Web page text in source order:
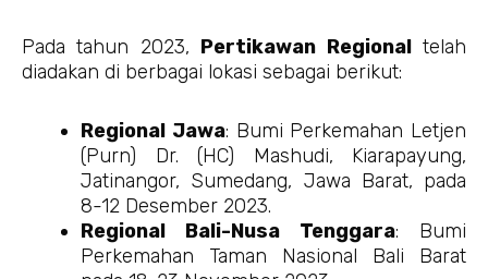
Pada tahun 2023, Pertikawan Regionaltelah
diadakan di berbagai lokasi sebagai berikut:
Regional Jawa: Bumi Perkemahan Letjen
(Purn) Dr. (HC) Mashudi, Kiarapayung,
Jatinangor, Sumedang, Jawa Barat, pada
8-12 Desember 2023.
Regional Bali-Nusa Tenggara: Bumi
Perkemahan Taman Nasional Bali Barat